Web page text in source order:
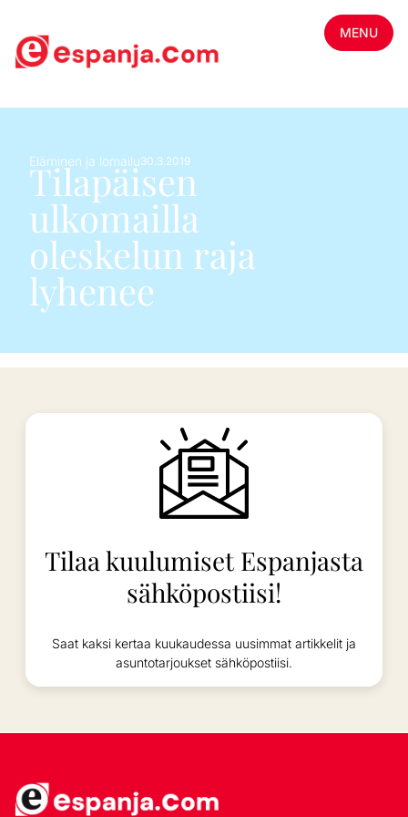
MENU
Eläminen ja lomailu30.3.2019
Tilapäisen
ulkomailla
oleskelun raja
lyhenee
Tilaa kuulumiset Espanjasta
sähköpostiisi!
Saat kaksi kertaa kuukaudessa uusimmat artikkelit ja
asuntotarjoukset sähköpostiisi.